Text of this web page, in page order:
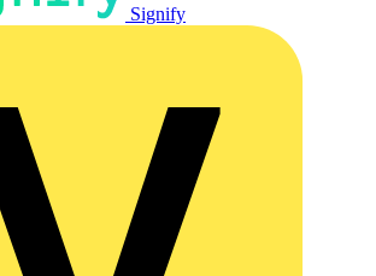
Signify